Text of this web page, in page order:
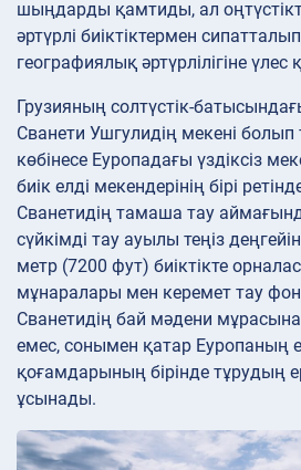
шыңдарды қамтиды, ал
әртүрлі биіктіктермен
географиялық әртүрлілігіне үлес
Грузияның солтүстік-
Сванети Ушгулидің мекені
көбінесе Еуропадағы үздіксіз
биік елді мекендерінің бірі
Сванетидің тамаша тау
сүйкімді тау ауылы теңіз
метр (7200 фут) биіктікте
мұнаралары мен керемет тау
Сванетидің бай мәдени мұрасына
емес, сонымен қатар Еуропаның
қоғамдарының бірінде тұрудың
ұсынады.